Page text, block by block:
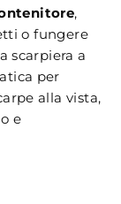
,
o fungere
scarpiera a
per
alla vista,
e